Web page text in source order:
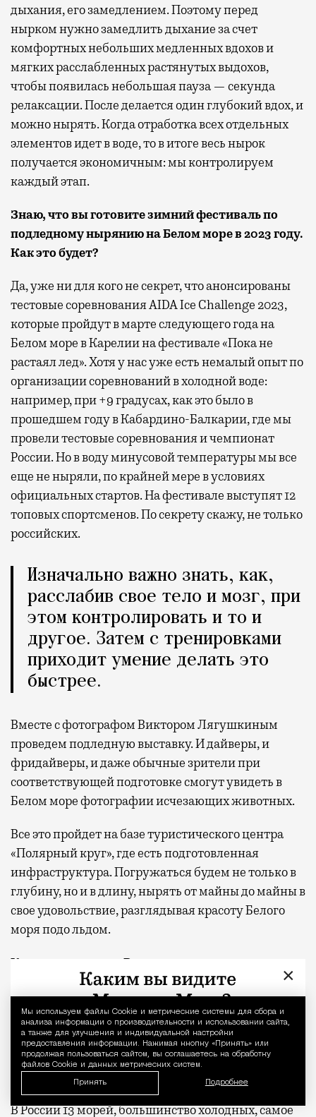
дыхания, его замедлением. Поэтому перед
нырком нужно замедлить дыхание за счет
комфортных небольших медленных вдохов и
мягких расслабленных растянутых выдохов,
чтобы появилась небольшая пауза — секунда
релаксации. После делается один глубокий вдох, и
можно нырять. Когда отработка всех отдельных
элементов идет в воде, то в итоге весь нырок
получается экономичным: мы контролируем
каждый этап.
Знаю, что вы готовите зимний фестиваль по
подледному нырянию на Белом море в 2023 году.
Как это будет?
Да, уже ни для кого не секрет, что анонсированы
тестовые соревнования AIDA Ice Challenge 2023,
которые пройдут в марте следующего года на
Белом море в Карелии на фестивале «Пока не
растаял лед». Хотя у нас уже есть немалый опыт по
организации соревнований в холодной воде:
например, при +9 градусах, как это было в
прошедшем году в Кабардино-Балкарии, где мы
провели тестовые соревнования и чемпионат
России. Но в воду минусовой температуры мы все
еще не ныряли, по крайней мере в условиях
официальных стартов. На фестивале выступят 12
топовых спортсменов. По секрету скажу, не только
российских.
Изначально важно знать, как,
расслабив свое тело и мозг, при
этом контролировать и то и
другое. Затем с тренировками
приходит умение делать это
быстрее.
Вместе с фотографом Виктором Лягушкиным
проведем подледную выставку. И дайверы, и
фридайверы, и даже обычные зрители при
соответствующей подготовке смогут увидеть в
Белом море фотографии исчезающих животных.
Все это пройдет на базе туристического центра
«Полярный круг», где есть подготовленная
инфраструктура. Погружаться будем не только в
глубину, но и в длину, нырять от майны до майны в
свое удовольствие, разглядывая красоту Белого
моря подо льдом.
Какие еще места в России подходят для зимнего
фридайвинга?
От Владивостока и до Сочи — наше общество
становится все больше и больше. Есть множество
красивейших озер: Голубое озеро в Кабардино-
Балкарии, озера рядом с Казанью, Темиртау в
Кемеровской области и Лама в Красноярском крае.
В России 13 морей, большинство холодных, самое
Уведомление
Мы используем файлы Сookie и метрические системы для сбора и
анализа информации о производительности и использовании сайта,
а также для улучшения и индивидуальной настройки
предоставления информации. Нажимая кнопку «Принять» или
продолжая пользоваться сайтом, вы соглашаетесь на обработку
файлов Cookie и данных метрических систем.
Принять Подробнее
×